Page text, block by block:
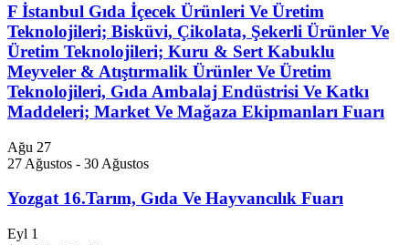
F İstanbul Gıda İçecek Ürünleri Ve Üretim
Teknolojileri; Bisküvi, Çikolata, Şekerli Ürünler Ve
Üretim Teknolojileri; Kuru & Sert Kabuklu
Meyveler & Atıştırmalik Ürünler Ve Üretim
Teknolojileri, Gıda Ambalaj Endüstrisi Ve Katkı
Maddeleri; Market Ve Mağaza Ekipmanları Fuarı
Ağu 27
27 Ağustos - 30 Ağustos
Yozgat 16.Tarım, Gıda Ve Hayvancılık Fuarı
Eyl 1